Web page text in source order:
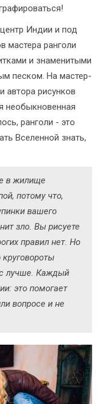
Индии и под
ранголи
и знаменитыми
песком. На мастер-
автора рисунков
необыкновенная
ранголи - это
Вселенной знать,
в жилище
потому что,
вашего
зло. Вы рисуете
правил нет. Но
круговороты
лучше. Каждый
это помогает
вопросе и не